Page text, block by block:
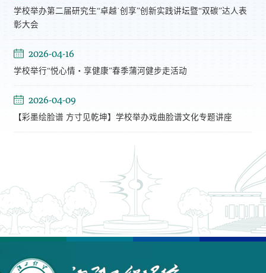
学校举办第二届研究生“卓越˙创享”创新实践讲坛暨“双碳”达人表
彰大会
2026-04-16
学校举行“悦心情・享健康”春季蒲河健步走活动
2026-04-09
【彩墨绘脸谱 方寸见乾坤】学校举办戏曲脸谱文化专题讲座